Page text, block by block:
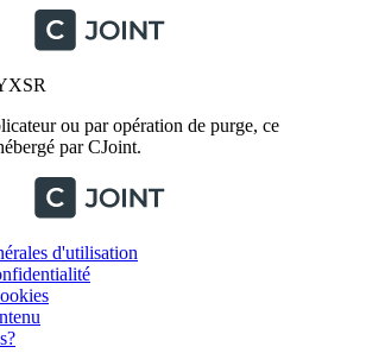
ou par opération de purge, ce
par CJoint.
d'utilisation